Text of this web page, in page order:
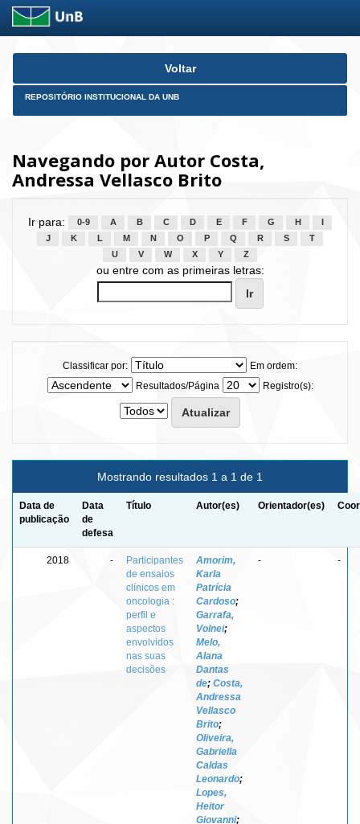
Skip
Voltar
REPOSITÓRIO INSTITUCIONAL DA UNB
Navegando por Autor Costa,
Andressa Vellasco Brito
Ir para: 0-9 A B C D E F G H
J
K L M N O P Q R S
T
U
V W X Y Z
ou entre com as primeiras letras:
Classificar por:
Em ordem:
Resultados/Página
Registro(s):
Mostrando resultados 1 a 1 de 1
Data de
publicação
Data
de
defesa
Título Autor(es) Orientador(es)
2018 -
Participantes
de ensaios
clínicos em
oncologia :
perfil e
aspectos
envolvidos
nas suas
decisões
Amorim,
Karla
Patrícia
Cardoso;
Garrafa,
Volnei;
Melo,
Alana
Dantas
de; Costa,
Andressa
Vellasco
Brito;
Oliveira,
Gabriella
Caldas
Leonardo;
Lopes,
Heitor
Giovanni;
- -